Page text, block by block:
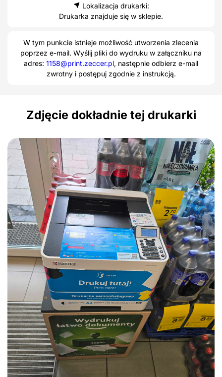
Lokalizacja drukarki:
Drukarka znajduje się w sklepie.
W tym punkcie istnieje możliwość utworzenia zlecenia
poprzez e-mail. Wyślij pliki do wydruku w załączniku na
adres: 1158@print.zeccer.pl, następnie odbierz e-mail
zwrotny i postępuj zgodnie z instrukcją.
Zdjęcie dokładnie tej drukarki